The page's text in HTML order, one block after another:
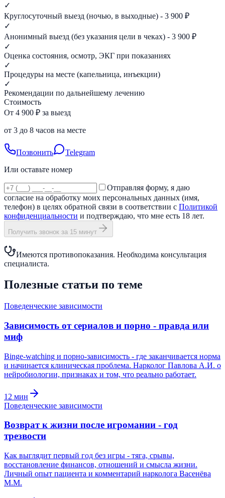
✓
Круглосуточный выезд (ночью, в выходные) - 3 900 ₽
✓
Анонимный выезд (без указания цели в чеках) - 3 900 ₽
✓
Оценка состояния, осмотр, ЭКГ при показаниях
✓
Процедуры на месте (капельница, инъекции)
✓
Рекомендации по дальнейшему лечению
Стоимость
От 4 900 ₽ за выезд
от 3 до 8 часов на месте
Позвонить
Telegram
Или оставьте номер
Отправляя форму, я даю
согласие на обработку моих персональных данных (имя,
телефон) в целях обратной связи в соответствии с Политикой
конфиденциальности и подтверждаю, что мне есть 18 лет.
Получить звонок за 15 минут
Имеются противопоказания. Необходима консультация
специалиста.
Полезные статьи по теме
Поведенческие зависимости
Зависимость от сериалов и порно - правда или
миф
Binge-watching и порно-зависимость - где заканчивается норма
и начинается клиническая проблема. Нарколог Павлова А.И. о
нейробиологии, признаках и том, что реально работает.
12 мин
Поведенческие зависимости
Возврат к жизни после игромании - год
трезвости
Как выглядит первый год без игры - тяга, срывы,
восстановление финансов, отношений и смысла жизни.
Личный опыт пациента и комментарий нарколога Васенёва
М.М.